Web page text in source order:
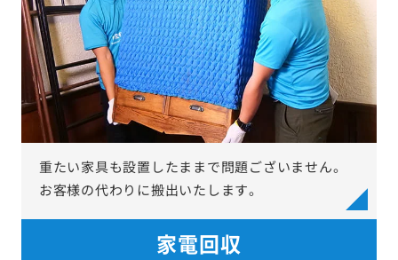
重たい家具も設置したままで問題ございません。
お客様の代わりに搬出いたします。
家電回収